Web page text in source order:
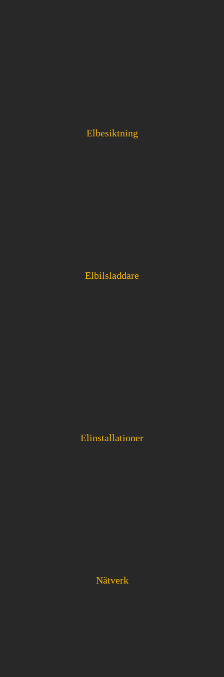
Elbesiktning
Elbilsladdare
Elinstallationer
Nätverk